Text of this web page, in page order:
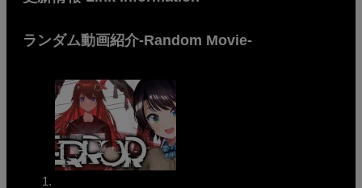
ランダム動画紹介-Random Movie-